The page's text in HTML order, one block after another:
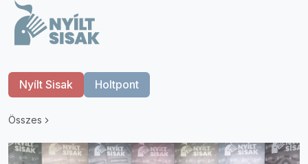
Nyílt Sisak Holtpont
Összes